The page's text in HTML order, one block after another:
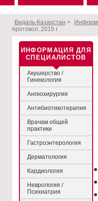
Видаль-Казахстан >
протокол, 2015 г
ИНФОРМАЦИЯ ДЛЯ
СПЕЦИАЛИСТОВ
Акушерство /
Гинекология
Ангиохирургия
Антибиотикотерапия
Врачам общей
практики
Гастроэнтерология
Дерматология
Кардиология
Неврология /
Психиатрия